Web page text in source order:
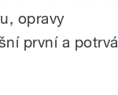
opravy
první a potrvá